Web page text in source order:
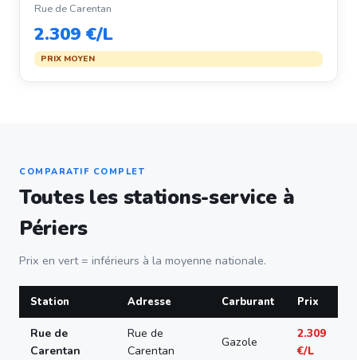
Rue de Carentan
2.309 €/L
PRIX MOYEN
COMPARATIF COMPLET
Toutes les stations-service à
Périers
Prix en vert = inférieurs à la moyenne nationale.
Station Adresse Carburant Prix
Rue de
Carentan
Rue de
Carentan
Gazole
2.309
€/L